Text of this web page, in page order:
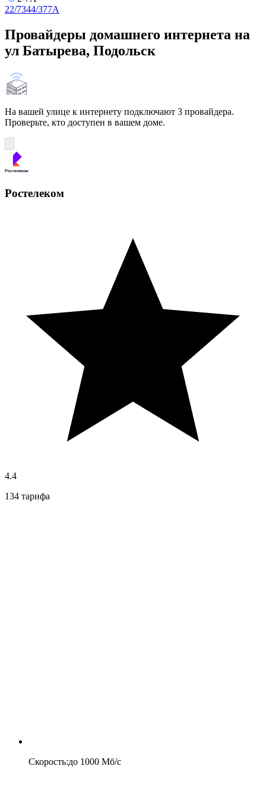
22/7344/377А
Провайдеры домашнего интернета на
ул Батырева, Подольск
На вашей улице к интернету подключают 3 провайдера.
Проверьте, кто доступен в вашем доме.
Ростелеком
4.4
134 тарифа
Скорость:до 1000 Мб/c